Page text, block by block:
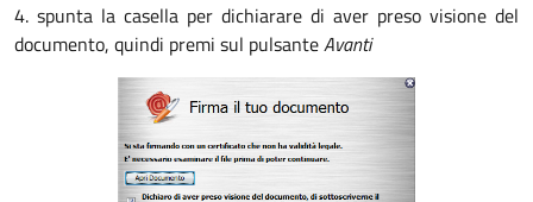
4. spunta la casella per dichiarare di aver preso visione del
documento, quindi premi sul pulsanteAvanti